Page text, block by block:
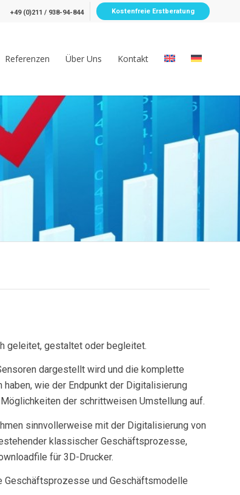
+49 (0)211 / 938-94-844 Kostenfreie Erstberatung
Referenzen Über Uns Kontakt
geleitet, gestaltet oder begleitet.
dargestellt wird und die komplette
wie der Endpunkt der Digitalisierung
der schrittweisen Umstellung auf.
sinnvollerweise mit der Digitalisierung von
klassischer Geschäftsprozesse,
für 3D-Drucker.
Geschäftsprozesse und Geschäftsmodelle